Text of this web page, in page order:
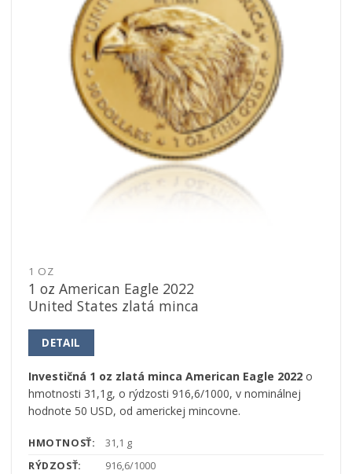
1 OZ
1 oz American Eagle 2022
United States zlatá minca
DETAIL
Investičná 1 oz zlatá minca American Eagle 2022o
hmotnosti 31,1g, o rýdzosti 916,6/1000, v nominálnej
hodnote 50 USD, od americkej mincovne.
HMOTNOSŤ:
31,1 g
RÝDZOSŤ:
916,6/1000